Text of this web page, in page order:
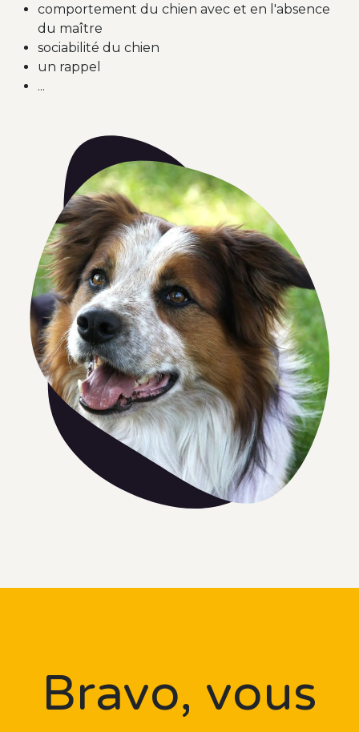
comportement du chien avec et en l'absence
du maître
sociabilité du chien
un rappel
...
Bravo, vous